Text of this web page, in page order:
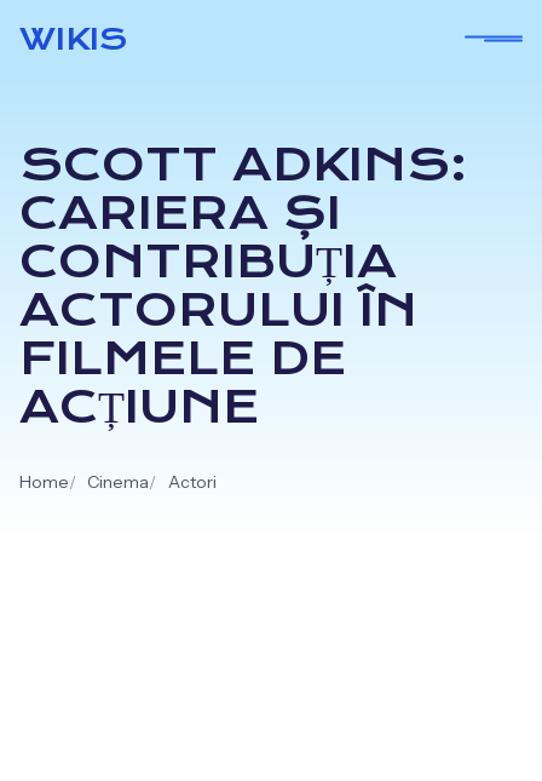
WIKIS
SCOTT ADKINS:
CARIERA ȘI
CONTRIBUȚIA
ACTORULUI ÎN
FILMELE DE
ACȚIUNE
Home Cinema Actori